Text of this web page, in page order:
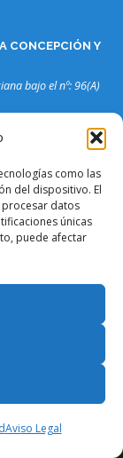
como las
del dispositivo. El
datos
únicas
puede afectar
Aviso Legal
CONCEPCIÓN Y
bajo el nº: 96(A)